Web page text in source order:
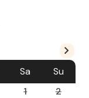
Sa
Su
1
2